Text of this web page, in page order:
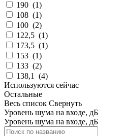
190 (1)
108 (1)
100 (2)
122,5 (1)
173,5 (1)
153 (1)
133 (2)
138,1
(4)
Используются сейчас
Остальные
Весь список Свернуть
Уровень шума на входе, дБ
Уровень шума на входе, дБ